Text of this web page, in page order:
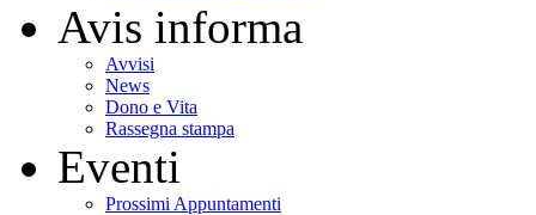
Avis informa
Avvisi
News
Dono e Vita
Rassegna stampa
Eventi
Prossimi Appuntamenti